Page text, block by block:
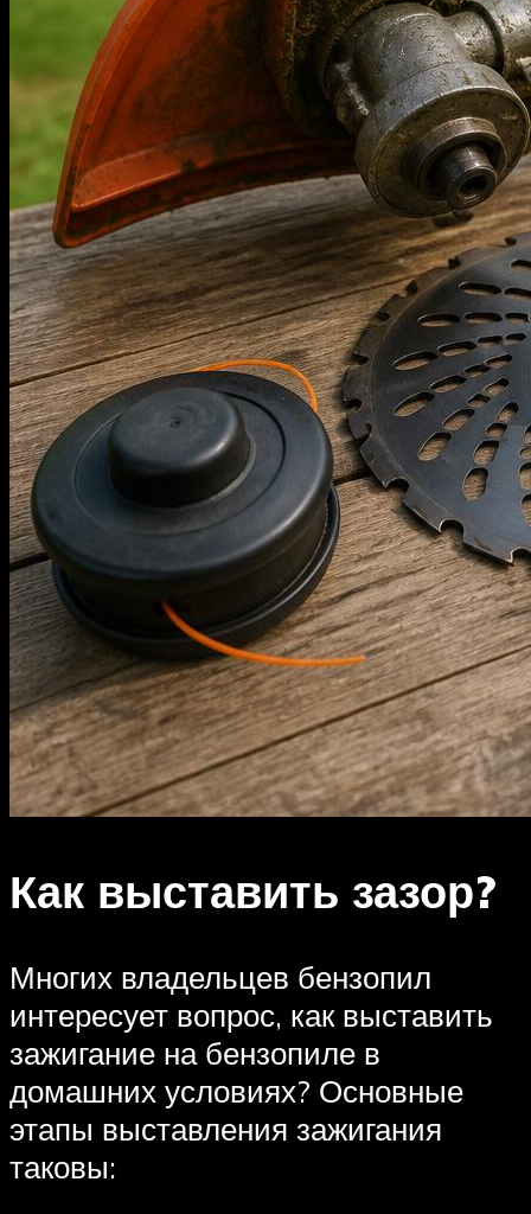
Как выставить зазор?
Многих владельцев бензопил
интересует вопрос, как выставить
зажигание на бензопиле в
домашних условиях? Основные
этапы выставления зажигания
таковы: